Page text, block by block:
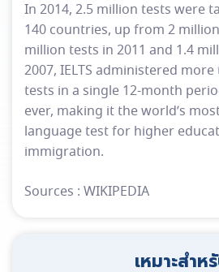
In 2014, 2.5 million tests were
140 countries, up from 2
million tests in 2011 and 1.4
2007, IELTS administered
tests in a single 12-month
ever, making it the world’s
language test for higher
immigration.
Sources : WIKIPEDIA
เหมาะสำห